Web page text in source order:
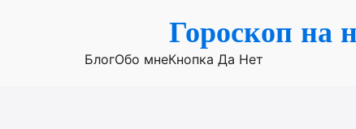
Гороскоп на
БлогОбо мнеКнопка Да Нет